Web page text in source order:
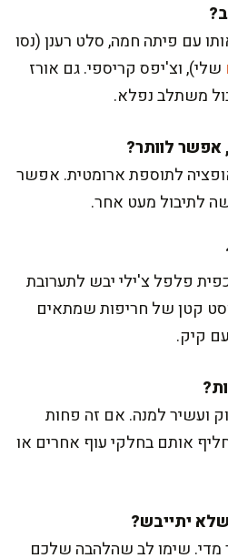
עם פיתה חמה, סלט רענן (נסו
שלי), וצ'יפס קריספי. גם אורז
משתלב נפלא.
לתוספת ארומטית. אפשר
לתיבול מעט אחר.
פלפל צ'ילי יבש לתערובת
קטן של חריפות שמתאים
קיק.
ועשיר למנה. אם זה פחות
אותם בחלקי עוף אחרים או
מדי. שימו לב שהלהבה שלכם